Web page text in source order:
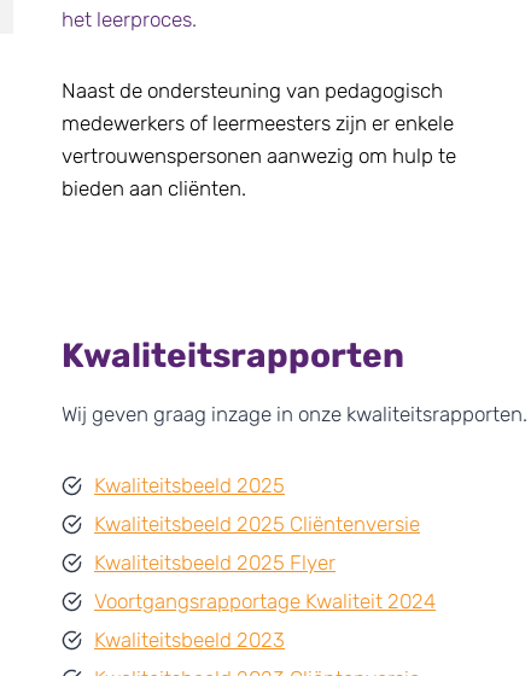
het leerproces.
Naast de ondersteuning van pedagogisch
medewerkers of leermeesters zijn er enkele
vertrouwenspersonen aanwezig om hulp te
bieden aan cliënten.
Kwaliteitsrapporten
Wij geven graag inzage in onze
Kwaliteitsbeeld 2025
Kwaliteitsbeeld 2025 Cliëntenversie
Kwaliteitsbeeld 2025 Flyer
Voortgangsrapportage Kwaliteit 2024
Kwaliteitsbeeld 2023